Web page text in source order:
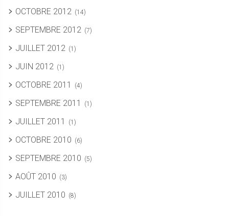
OCTOBRE 2012 (14)
SEPTEMBRE 2012 (7)
JUILLET 2012 (1)
JUIN 2012 (1)
OCTOBRE 2011 (4)
SEPTEMBRE 2011 (1)
JUILLET 2011 (1)
OCTOBRE 2010 (6)
SEPTEMBRE 2010 (5)
AOÛT 2010 (3)
JUILLET 2010 (8)